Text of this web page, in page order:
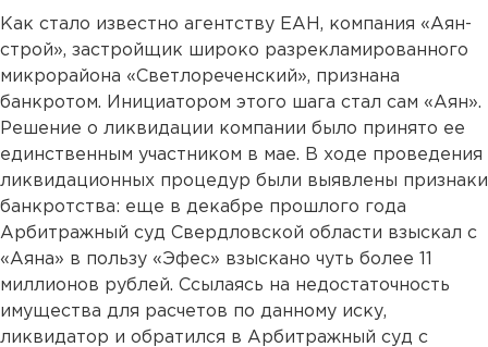
Как стало известно агентству ЕАН, компания «Аян-
строй», застройщик широко разрекламированного
микрорайона «Светлореченский», признана
банкротом. Инициатором этого шага стал сам «Аян».
Решение о ликвидации компании было принято ее
единственным участником в мае. В ходе проведения
ликвидационных процедур были выявлены признаки
банкротства: еще в декабре прошлого года
Арбитражный суд Свердловской области взыскал с
«Аяна» в пользу «Эфес» взыскано чуть более 11
миллионов рублей. Ссылаясь на недостаточность
имущества для расчетов по данному иску,
ликвидатор и обратился в Арбитражный суд с